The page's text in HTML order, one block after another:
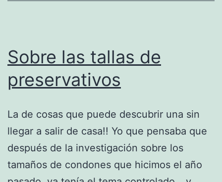
Sobre las tallas de
preservativos
La de cosas que puede descubrir una sin
llegar a salir de casa!! Yo que pensaba que
después de la investigación sobre los
tamaños de condones que hicimos el año